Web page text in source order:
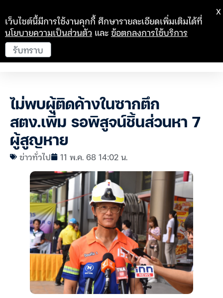
ไม่พบผู้ติดค้างในซากตึก
สตง.เพิ่ม รอพิสูจน์ชิ้นส่วนหา 7
ผู้สูญหาย
ข่าวทั่วไป 11 พ.ค. 68 14:02 น.
เว็บไซต์นี้มีการใช้งานคุกกี้ ศึกษารายละเอียดเพิ่มเติมได้ที่
นโยบายความเป็นส่วนตัว และข้อตกลงการใช้บริการ
รับทราบ
X